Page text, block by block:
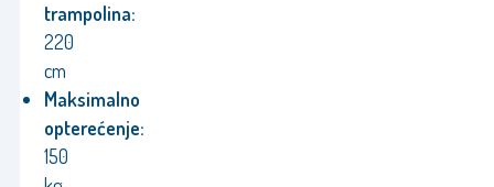
trampolina:
220
cm
Maksimalno
opterećenje:
150